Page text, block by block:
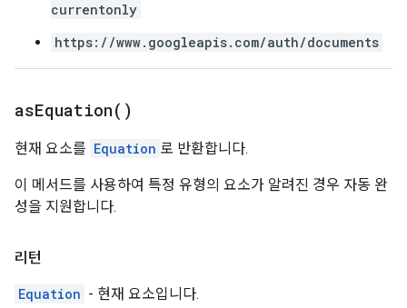
currentonly
https://www.googleapis.com/auth/documents
asEquation( )
현재 요소를 Equation 로 반환합니다.
이 메서드를 사용하여 특정 유형의 요소가 알려진 경우 자동 완
성을 지원합니다.
리턴
Equation - 현재 요소입니다.